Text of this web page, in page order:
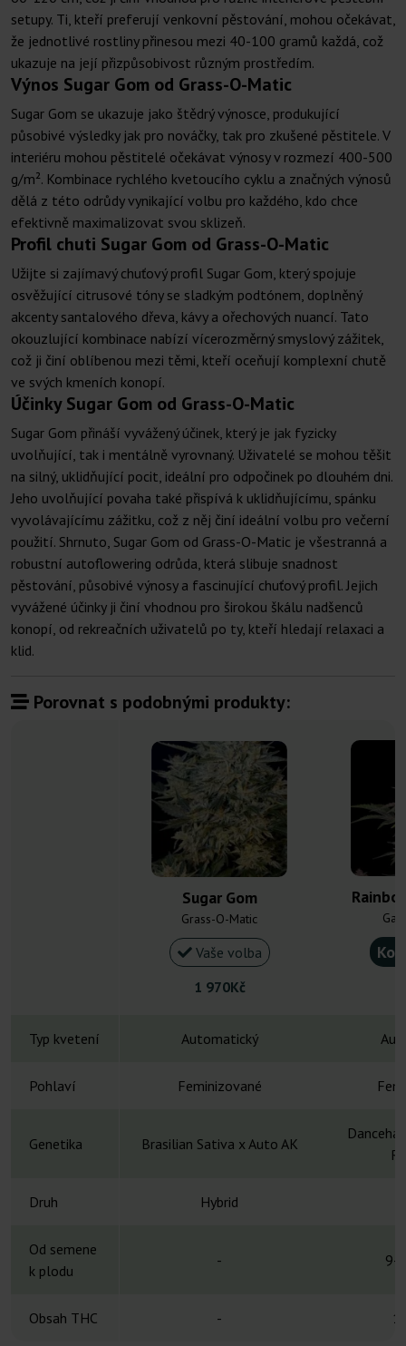
setupy. Ti, kteří preferují venkovní pěstování, mohou očekávat,
že jednotlivé rostliny přinesou mezi 40-100 gramů každá, což
ukazuje na její přizpůsobivost různým prostředím.
Výnos Sugar Gom od Grass-O-Matic
Sugar Gom se ukazuje jako štědrý výnosce, produkující
působivé výsledky jak pro nováčky, tak pro zkušené pěstitele. V
interiéru mohou pěstitelé očekávat výnosy v rozmezí 400-500
g/m². Kombinace rychlého kvetoucího cyklu a značných výnosů
dělá z této odrůdy vynikající volbu pro každého, kdo chce
efektivně maximalizovat svou sklizeň.
Profil chuti Sugar Gom od Grass-O-Matic
Užijte si zajímavý chuťový profil Sugar Gom, který spojuje
osvěžující citrusové tóny se sladkým podtónem, doplněný
akcenty santalového dřeva, kávy a ořechových nuancí. Tato
okouzlující kombinace nabízí vícerozměrný smyslový zážitek,
což ji činí oblíbenou mezi těmi, kteří oceňují komplexní chutě
ve svých kmeních konopí.
Účinky Sugar Gom od Grass-O-Matic
Sugar Gom přináší vyvážený účinek, který je jak fyzicky
uvolňující, tak i mentálně vyrovnaný. Uživatelé se mohou těšit
na silný, uklidňující pocit, ideální pro odpočinek po dlouhém dni.
Jeho uvolňující povaha také přispívá k uklidňujícímu, spánku
vyvolávajícímu zážitku, což z něj činí ideální volbu pro večerní
použití. Shrnuto, Sugar Gom od Grass-O-Matic je všestranná a
robustní autoflowering odrůda, která slibuje snadnost
pěstování, působivé výnosy a fascinující chuťový profil. Jejich
vyvážené účinky ji činí vhodnou pro širokou škálu nadšenců
konopí, od rekreačních uživatelů po ty, kteří hledají relaxaci a
klid.
Porovnat s podobnými produkty:
Sugar Gom
Grass-O-Matic
Vaše volba
1 970Kč
Typ kvetení Automatický
Pohlaví Feminizované
Genetika Brasilian Sativa x Auto AK
Druh Hybrid
Od semene
k plodu
- 9-
Obsah THC -